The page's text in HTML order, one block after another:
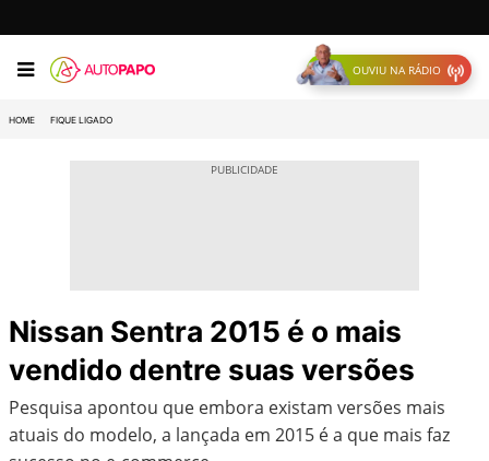
OUVIU NA RÁDIO
HOME FIQUE LIGADO
Nissan Sentra 2015 é o mais
vendido dentre suas versões
Pesquisa apontou que embora existam versões mais
atuais do modelo, a lançada em 2015 é a que mais faz